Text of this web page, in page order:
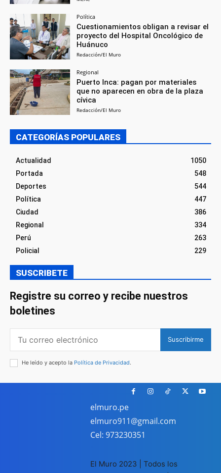
Política
Cuestionamientos obligan a revisar el
proyecto del Hospital Oncológico de
Huánuco
Redacción/El Muro
Regional
Puerto Inca: pagan por materiales
que no aparecen en obra de la plaza
cívica
Redacción/El Muro
CATEGORÍAS POPULARES
Actualidad
1050
Portada
548
Deportes
544
Política
447
Ciudad
386
Regional
334
Perú
263
Policial
229
SUSCRIBETE
Registre su correo y recibe nuestros
boletines
Suscribirme
He leído y acepto la Política de Privacidad.
elmuro.pe
elmuro911@gmail.com
Cel: 973230351
El Muro 2023 | Todos los